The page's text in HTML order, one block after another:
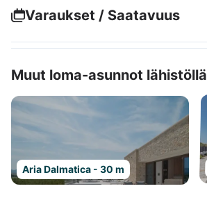
Varaukset / Saatavuus
Muut loma-asunnot lähistöllä
Aria Dalmatica - 30 m